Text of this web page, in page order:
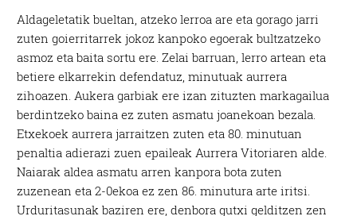
Aldageletatik bueltan, atzeko lerroa are eta gorago jarri
zuten goierritarrek jokoz kanpoko egoerak bultzatzeko
asmoz eta baita sortu ere. Zelai barruan, lerro artean eta
betiere elkarrekin defendatuz, minutuak aurrera
zihoazen. Aukera garbiak ere izan zituzten markagailua
berdintzeko baina ez zuten asmatu joanekoan bezala.
Etxekoek aurrera jarraitzen zuten eta 80. minutuan
penaltia adierazi zuen epaileak Aurrera Vitoriaren alde.
Naiarak aldea asmatu arren kanpora bota zuten
zuzenean eta 2-0ekoa ez zen 86. minutura arte iritsi.
Urduritasunak baziren ere, denbora gutxi gelditzen zen